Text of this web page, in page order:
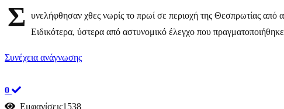
Σ
υνελήφθησαν χθες νωρίς το πρωί σε περιοχή της Θεσπρωτίας
Ειδικότερα, ύστερα από αστυνομικό έλεγχο που
Συνέχεια ανάγνωσης
0
Εμφανίσεις1538